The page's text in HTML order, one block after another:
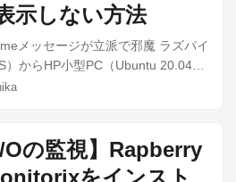
示しない方法
メッセージが立派で邪魔 ラズパイ
からHP小型PC（Ubuntu 20.04）
のWelcomeメッセージがラズパ
Oの監視】Rapberry